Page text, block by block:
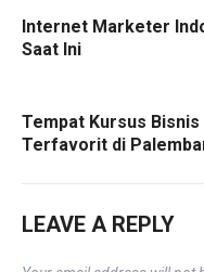
Internet Marketer
Saat Ini
Tempat Kursus Bisnis
Terfavorit di
LEAVE A REPLY